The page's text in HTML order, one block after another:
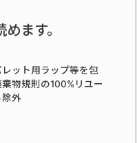
ます。
ット用ラップ等を包
物規則の100%リユー
外